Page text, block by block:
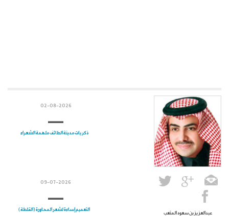
عبدالعزيز بن سعود المتعب
02-08-2026
ذكريات مدينة الطائف ملهمة الشعراء
09-07-2026
التعميم إساءة لشعر المحاورة (القلطة)